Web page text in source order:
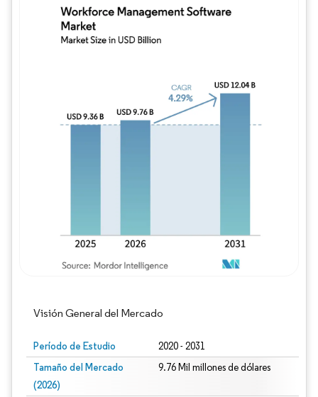
Visión General del Mercado
Período de Estudio 2020 - 2031
Tamaño del Mercado
(2026)
9.76 Mil millones de dólares